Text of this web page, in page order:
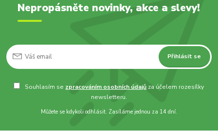
Nepropásněte novinky, akce a slevy!
Přihlásit se
Souhlasím se zpracováním osobních údajů za účelem rozesílky
newsletteru.
Můžete se kdykoli odhlásit. Zasíláme jednou za 14 dní.